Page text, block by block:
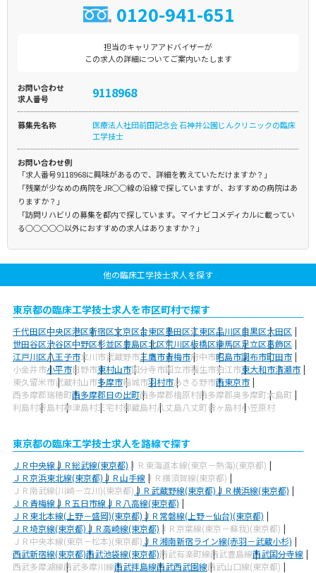
0120-941-651
担当のキャリアアドバイザーが
この求人の詳細についてご案内いたします
お問い合わせ
求人番号
9118968
募集先名称
医療法人社団前田記念会 石神井公園じんクリニックの臨床
工学技士
お問い合わせ例
「求人番号9118968に興味があるので、詳細を教えていただけますか？」
「残業が少なめの病院をJR○○線の沿線で探していますが、おすすめの病院はあ
りますか？」
「訪問リハビリの募集を都内で探しています。マイナビコメディカルに載ってい
る○○○○○以外におすすめの求人はありますか？」
他の臨床工学技士求人を探す
東京都の臨床工学技士求人を市区町村で探す
千代田区中央区港区新宿区文京区台東区墨田区江東区品川区目黒区大田区
世田谷区渋谷区中野区杉並区豊島区北区荒川区板橋区練馬区足立区葛飾区
江戸川区八王子市立川市武蔵野市三鷹市青梅市府中市昭島市調布市町田市
小金井市小平市日野市東村山市国分寺市国立市福生市狛江市東大和市清瀬市
東久留米市武蔵村山市多摩市稲城市羽村市あきる野市西東京市
西多摩郡瑞穂町西多摩郡日の出町西多摩郡檜原村西多摩郡奥多摩町大島町
利島村新島村神津島村三宅村御蔵島村八丈島八丈町青ヶ島村小笠原村
東京都の臨床工学技士求人を路線で探す
ＪＲ中央線ＪＲ総武線(東京都) ＪＲ東海道本線(東京－熱海)(東京都)
ＪＲ京浜東北線(東京都)ＪＲ山手線 ＪＲ横須賀線(東京都)
ＪＲ南武線(川崎－立川)(東京都)ＪＲ武蔵野線(東京都)ＪＲ横浜線(東京都)
ＪＲ青梅線ＪＲ五日市線ＪＲ八高線(東京都)
ＪＲ東北本線(上野－盛岡)(東京都)ＪＲ常磐線(上野－仙台)(東京都)
ＪＲ埼京線(東京都)ＪＲ高崎線(東京都) ＪＲ京葉線(東京－蘇我)(東京都)
ＪＲ中央本線(東京－松本)(東京都)ＪＲ湘南新宿ライン線(赤羽－武蔵小杉)
西武新宿線(東京都)西武池袋線(東京都)西武有楽町線西武豊島線西武国分寺線
西武多摩湖線西武多摩川線西武拝島線西武西武園線西武山口線(東京都)